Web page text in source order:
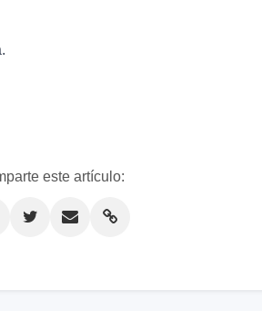
este artículo: